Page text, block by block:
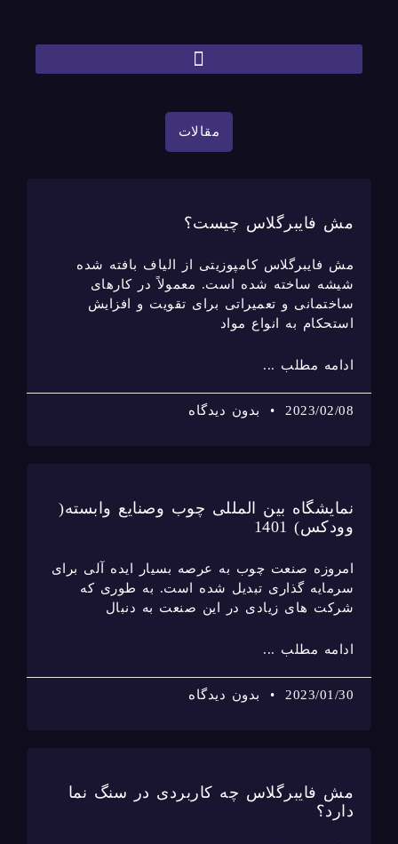
مقالات
مش فایبرگلاس چیست؟
مش فایبرگلاس کامپوزیتی از الیاف بافته شده
شیشه ساخته شده است. معمولاً در کارهای
ساختمانی و تعمیراتی برای تقویت و افزایش
استحکام به انواع مواد
ادامه مطلب ...
2023/02/08 بدون دیدگاه
نمایشگاه بین المللی چوب وصنایع وابسته(
وودکس) 1401
امروزه صنعت چوب به عرصه بسیار ایده آلی برای
سرمایه گذاری تبدیل شده است. به طوری که
شرکت های زیادی در این صنعت به دنبال
ادامه مطلب ...
2023/01/30 بدون دیدگاه
مش فایبرگلاس چه کاربردی در سنگ نما
دارد؟